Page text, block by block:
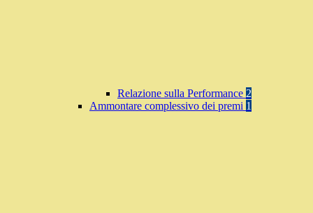
Relazione sulla Performance 2
Ammontare complessivo dei premi 1